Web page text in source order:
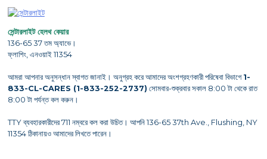
সেন্টারলাইট হেলথ কেয়ার
136-65 37 তম অ্যাভে।
ফ্লাশিং, এনওয়াই 11354
আমরা আপনার অনুসন্ধান স্বাগত জানাই। অনুগ্রহ করে আমাদের অংশগ্রহণকারী পরিষেবা বিভাগে 1-
833-CL-CARES (1-833-252-2737) সোমবার-শুক্রবার সকাল 8:00 টা থেকে রাত
8:00 টা পর্যন্ত কল করুন।
TTY ব্যবহারকারীদের 711 নম্বরে কল করা উচিত। আপনি 136-65 37th Ave., Flushing, NY
11354 ঠিকানায়ও আমাদের লিখতে পারেন।